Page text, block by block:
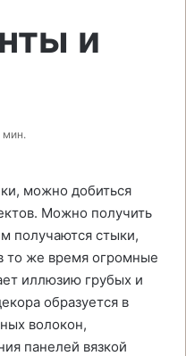
и
мин.
можно добиться
Можно получить
получаются стыки,
то же время огромные
иллюзию грубых и
образуется в
волокон,
панелей вязкой